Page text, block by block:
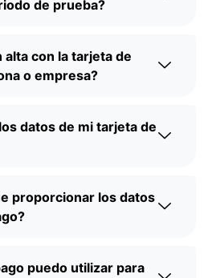
de prueba?
alta con la tarjeta de
o empresa?
datos de mi tarjeta de
proporcionar los datos
puedo utilizar para